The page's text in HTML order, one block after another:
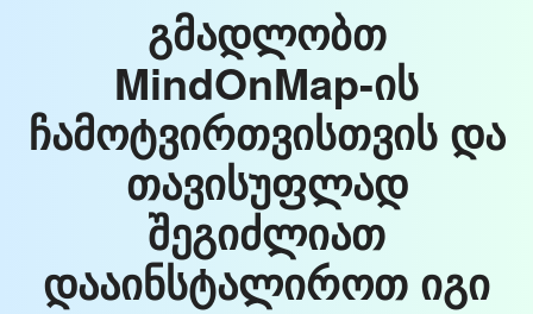
გმადლობთ
MindOnMap-ის
ჩამოტვირთვისთვის და
თავისუფლად
შეგიძლიათ
დააინსტალიროთ იგი